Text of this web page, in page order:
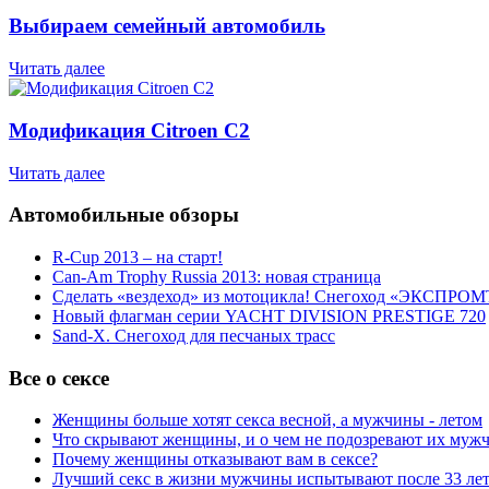
Выбираем семейный автомобиль
Читать далее
Модификация Citroen С2
Читать далее
Автомобильные обзоры
R-Cup 2013 – на старт!
Can-Am Trophy Russia 2013: новая страница
Сделать «вездеход» из мотоцикла! Снегоход
Новый флагман серии YACHT DIVISION PRESTIGE 720
Sand-X. Снегоход для песчаных трасс
Все о сексе
Женщины больше хотят секса весной, а мужчины - летом
Что скрывают женщины, и о чем не подозревают их
Почему женщины отказывают вам в сексе?
Лучший секс в жизни мужчины испытывают после 33 лет